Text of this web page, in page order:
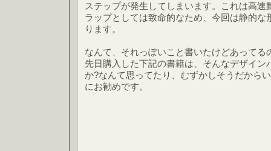
ステップが発生してしまいます。これは高
ラップとしては致命的なため、今回は静的な
ります。
なんて、それっぽいこと書いたけどあってる
先日購入した下記の書籍は、そんなデザイン
か?なんて思ってたり、むずかしそうだから
にお勧めです。